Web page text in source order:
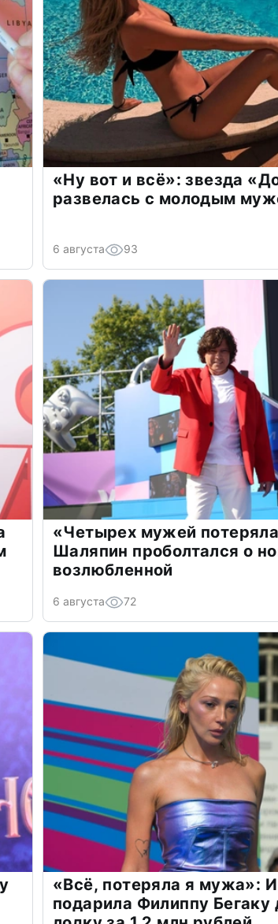
«Ну вот и всё»: звезда
развелась с молодым
6 августа 93
«Четырех мужей
Шаляпин проболтался о
возлюбленной
6 августа 72
«Всё, потеряла я мужа»:
подарила Филиппу